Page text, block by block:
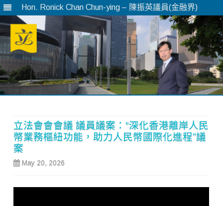
Hon. Ronick Chan Chun-ying – 陳振英議員(金融界)
立法會會會議 議員議案：“深化香港離岸人民
幣業務樞紐功能，助力人民幣國際化進程”議
案
May 20, 2026